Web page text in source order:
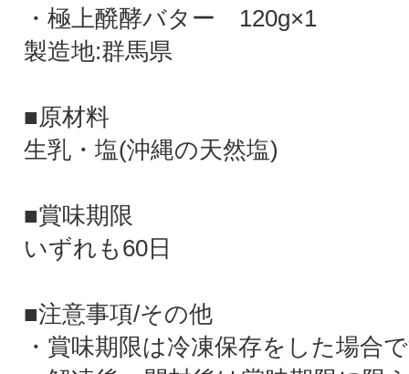
・極上醗酵バター 120g×1
製造地:群馬県
■原材料
生乳・塩(沖縄の天然塩)
■賞味期限
いずれも60日
■注意事項/その他
・賞味期限は冷凍保存をした場合